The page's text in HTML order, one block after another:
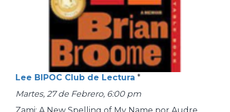
Lee BIPOC Club de Lectura *
Martes, 27 de Febrero, 6:00 pm
Zami: A New Spelling of My Name por Audre